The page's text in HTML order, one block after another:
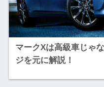
マークXは高級車じゃ
ジを元に解説！